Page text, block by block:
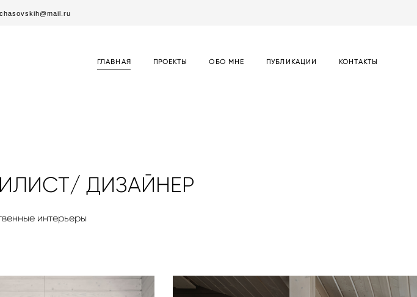
ГЛАВНАЯ ПРОЕКТЫ ОБО МНЕ ПУБЛИКАЦИИ КОНТАКТЫ
ДИЗАЙНЕР
интерьеры